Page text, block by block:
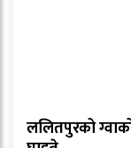
ललितपुरको